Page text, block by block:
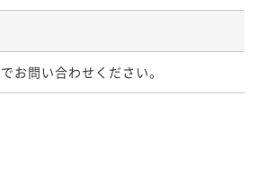
お問い合わせください。